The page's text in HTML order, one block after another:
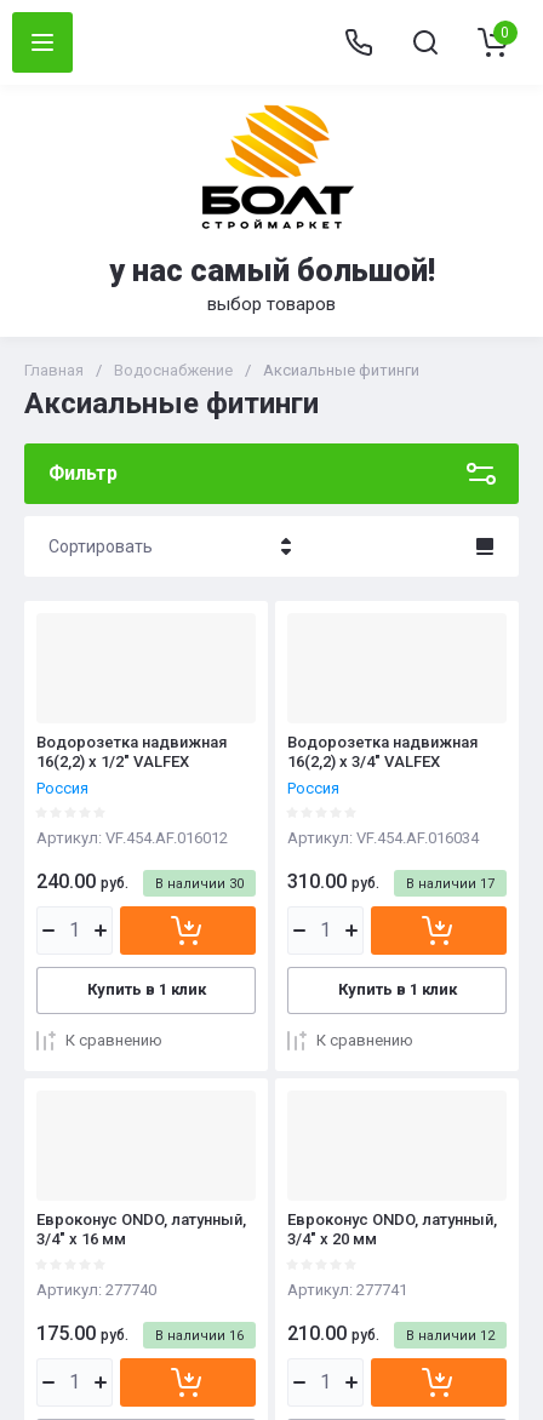
у нас самый большой!
выбор товаров
0
Главная / Водоснабжение / Аксиальные фитинги
Аксиальные фитинги
Фильтр
Сортировать
Название - А-Я
Водорозетка надвижная
16(2,2) х 1/2" VALFEX
Россия
Артикул: VF.454.AF.016012
В наличии 30
240.00 руб.
Купить в 1 клик
К сравнению
Водорозетка надвижная
16(2,2) х 3/4" VALFEX
Россия
Артикул: VF.454.AF.016034
В наличии 17
310.00 руб.
Купить в 1 клик
К сравнению
Евроконус ONDO, латунный,
3/4" x 16 мм
Артикул: 277740
В наличии 16
175.00 руб.
Евроконус ONDO, латунный,
3/4" x 20 мм
Артикул: 277741
В наличии 12
210.00 руб.